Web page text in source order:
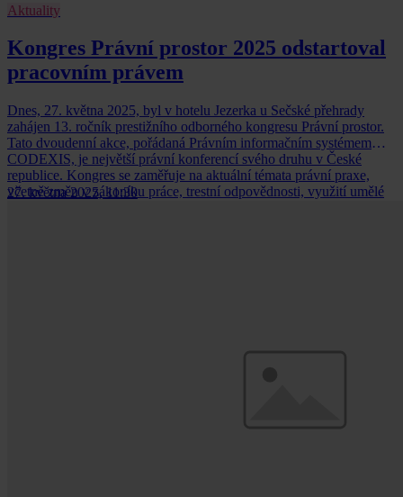
Aktuality
Kongres Právní prostor 2025 odstartoval
pracovním právem
Dnes, 27. května 2025, byl v hotelu Jezerka u Sečské přehrady
zahájen 13. ročník prestižního odborného kongresu Právní prostor.
Tato dvoudenní akce, pořádaná Právním informačním systémem
CODEXIS, je největší právní konferencí svého druhu v České
republice. Kongres se zaměřuje na aktuální témata právní praxe,
včetně změn v zákoníku práce, trestní odpovědnosti, využití umělé
27. května 2025, 11:30